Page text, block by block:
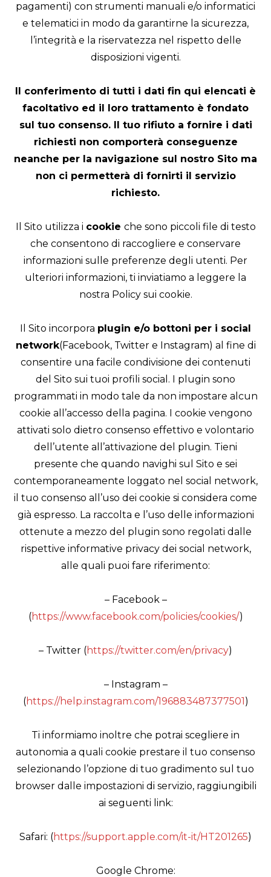
pagamenti) con strumenti manuali e/o informatici
e telematici in modo da garantirne la sicurezza,
l’integrità e la riservatezza nel rispetto delle
disposizioni vigenti.
Il conferimento di tutti i dati fin qui elencati è
facoltativo ed il loro trattamento è fondato
sul tuo consenso. Il tuo rifiuto a fornire i dati
richiesti non comporterà conseguenze
neanche per la navigazione sul nostro Sito ma
non ci permetterà di fornirti il servizio
richiesto.
Il Sito utilizza i cookie che sono piccoli file di testo
che consentono di raccogliere e conservare
informazioni sulle preferenze degli utenti. Per
ulteriori informazioni, ti inviatiamo a leggere la
nostra Policy sui cookie.
Il Sito incorpora plugin e/o bottoni per i social
network(Facebook, Twitter e Instagram) al fine di
consentire una facile condivisione dei contenuti
del Sito sui tuoi profili social. I plugin sono
programmati in modo tale da non impostare alcun
cookie all’accesso della pagina. I cookie vengono
attivati solo dietro consenso effettivo e volontario
dell’utente all’attivazione del plugin. Tieni
presente che quando navighi sul Sito e sei
contemporaneamente loggato nel social network,
il tuo consenso all’uso dei cookie si considera come
già espresso. La raccolta e l’uso delle informazioni
ottenute a mezzo del plugin sono regolati dalle
rispettive informative privacy dei social network,
alle quali puoi fare riferimento:
– Facebook –
(https://www.facebook.com/policies/cookies/)
– Twitter (https://twitter.com/en/privacy)
– Instagram –
(https://help.instagram.com/196883487377501)
Ti informiamo inoltre che potrai scegliere in
autonomia a quali cookie prestare il tuo consenso
selezionando l’opzione di tuo gradimento sul tuo
browser dalle impostazioni di servizio, raggiungibili
ai seguenti link:
Safari: (https://support.apple.com/it-it/HT201265)
Google Chrome: